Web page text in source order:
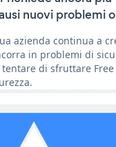
nuovi problemi
azienda continua a
in problemi di
di sfruttare